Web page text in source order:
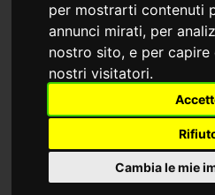
per mostrarti contenuti
annunci mirati, per
nostro sito, e per
nostri visitatori.
Cambia le mie